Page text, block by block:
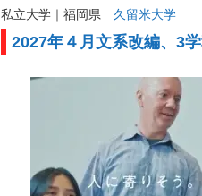
私立大学｜福岡県 久留米大学
2027年４月文系改編、3